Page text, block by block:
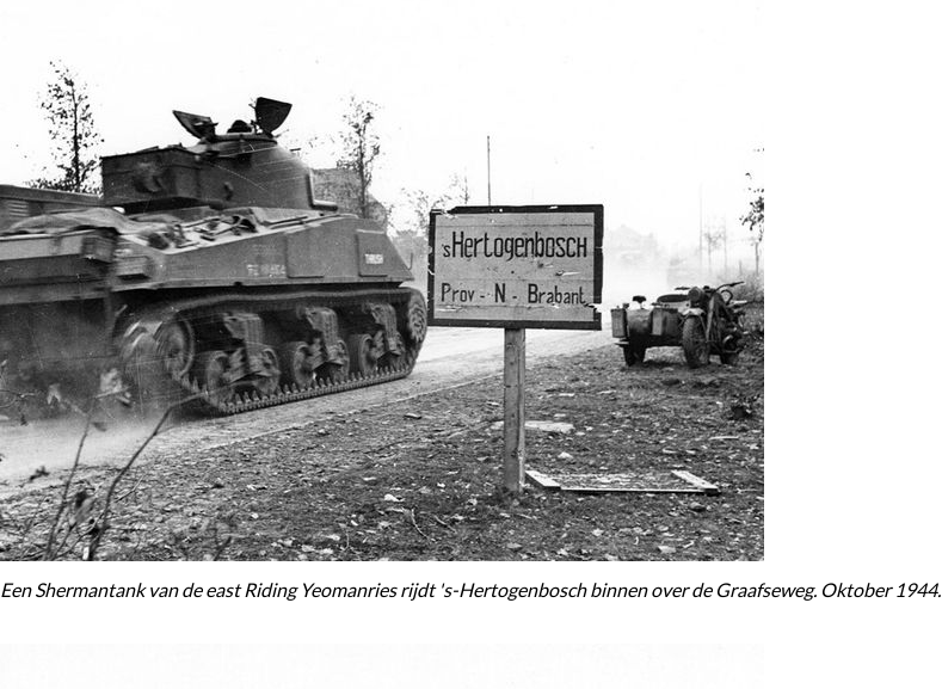
Een Shermantank van de east Riding Yeomanries rijdt 's-Hertogenbosch binnen over de Graafseweg. Oktober 1944.